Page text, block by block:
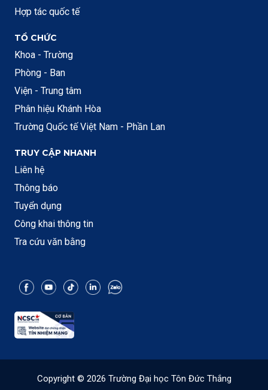
Hợp tác quốc tế
TỔ CHỨC
Khoa - Trường
Phòng - Ban
Viện - Trung tâm
Phân hiệu Khánh Hòa
Trường Quốc tế Việt Nam - Phần Lan
TRUY CẬP NHANH
Liên hệ
Thông báo
Tuyển dụng
Công khai thông tin
Tra cứu văn bằng
Copyright © 2026 Trường Đại học Tôn Đức Thắng